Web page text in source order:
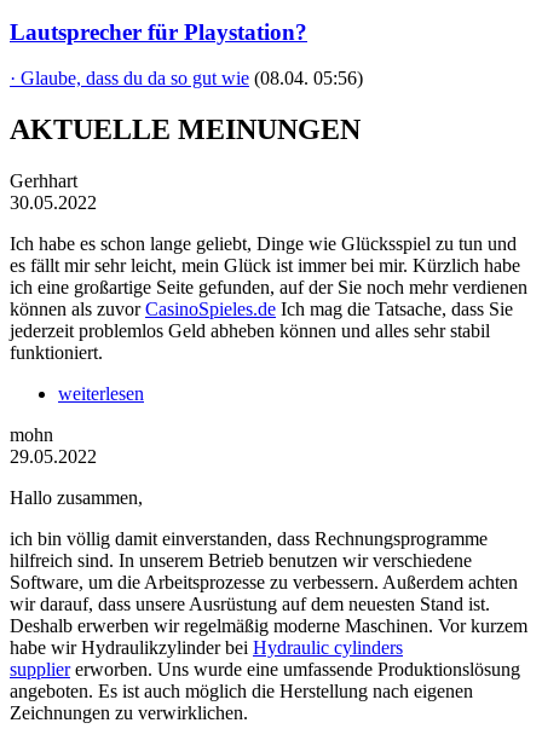
Lautsprecher für Playstation?
· Glaube, dass du da so gut wie (08.04. 05:56)
AKTUELLE MEINUNGEN
Gerhhart
30.05.2022
Ich habe es schon lange geliebt, Dinge wie Glücksspiel zu tun und
es fällt mir sehr leicht, mein Glück ist immer bei mir. Kürzlich habe
ich eine großartige Seite gefunden, auf der Sie noch mehr verdienen
können als zuvorCasinoSpieles.de Ich mag die Tatsache, dass Sie
jederzeit problemlos Geld abheben können und alles sehr stabil
funktioniert.
weiterlesen
mohn
29.05.2022
Hallo zusammen,
ich bin völlig damit einverstanden, dass Rechnungsprogramme
hilfreich sind. In unserem Betrieb benutzen wir verschiedene
Software, um die Arbeitsprozesse zu verbessern. Außerdem achten
wir darauf, dass unsere Ausrüstung auf dem neuesten Stand ist.
Deshalb erwerben wir regelmäßig moderne Maschinen. Vor kurzem
habe wir Hydraulikzylinder bei Hydraulic cylinders
suppliererworben. Uns wurde eine umfassende Produktionslösung
angeboten. Es ist auch möglich die Herstellung nach eigenen
Zeichnungen zu verwirklichen.